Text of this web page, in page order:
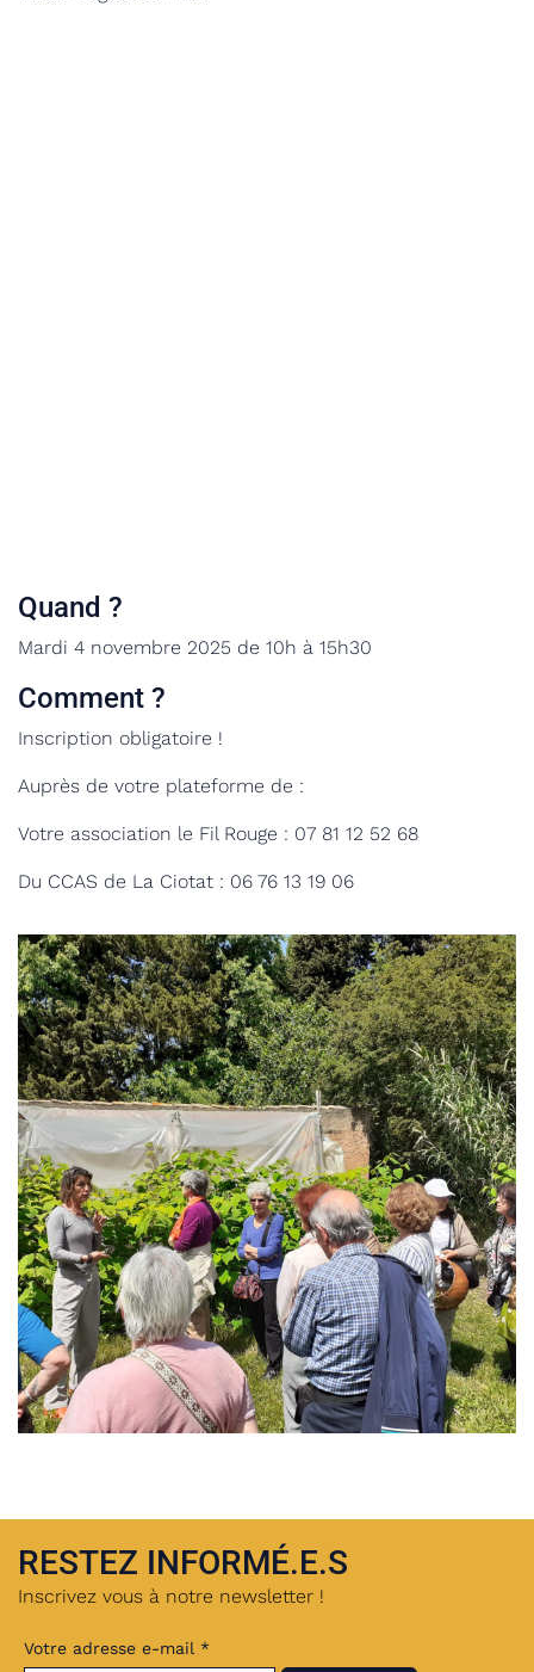
Quand ?
Mardi 4 novembre 2025 de 10h à 15h30
Comment ?
Inscription obligatoire !
Auprès de votre plateforme de :
Votre association le Fil Rouge : 07 81 12 52 68
Du CCAS de La Ciotat : 06 76 13 19 06
RESTEZ INFORMÉ.E.S
Inscrivez vous à notre newsletter !
Votre adresse e-mail *